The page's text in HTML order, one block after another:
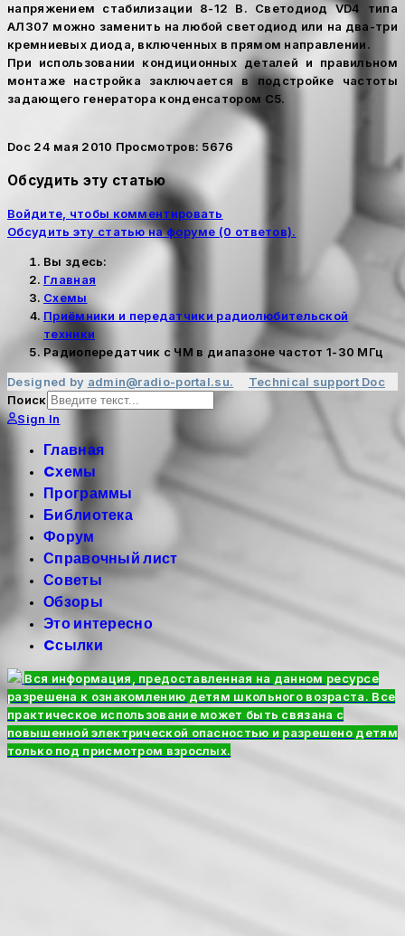
напряжением стабилизации 8-12 В. Светодиод VD4 типа
АЛ307 можно заменить на любой светодиод или на два-три
кремниевых диода, включенных в прямом направлении.
При использовании кондиционных деталей и правильном
монтаже настройка заключается в подстройке частоты
задающего генератора конденсатором С5.
Doc 24 мая 2010 Просмотров: 5676
Обсудить эту статью
Войдите, чтобы комментировать
Обсудить эту статью на форуме (0 ответов).
Вы здесь:
Главная
Cхемы
Приёмники и передатчики радиолюбительской
техники
Радиопередатчик с ЧМ в диапазоне частот 1-30 МГц
Designed by admin@radio-portal.su. Technical support Doc
Поиск
Sign In
Главная
Cхемы
Программы
Библиотека
Форум
Справочный лист
Советы
Обзоры
Это интересно
Cсылки
Вся информация, предоставленная на данном ресурсе
разрешена к ознакомлению детям школьного возраста. Все
практическое использование может быть связана с
повышенной электрической опасностью и разрешено детям
только под присмотром взрослых.